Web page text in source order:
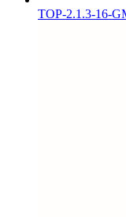
TOP-2.1.3-16-